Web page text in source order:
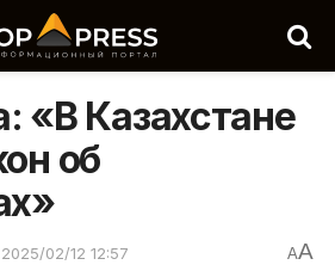
«В Казахстане
об
2025/02/12 12:57 AA